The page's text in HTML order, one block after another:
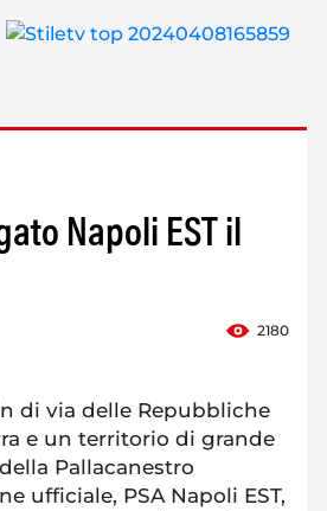
Napoli EST il
2180
di via delle Repubbliche
e un territorio di grande
Pallacanestro
ufficiale, PSA Napoli EST,